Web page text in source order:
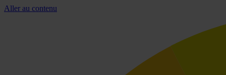
Aller au contenu